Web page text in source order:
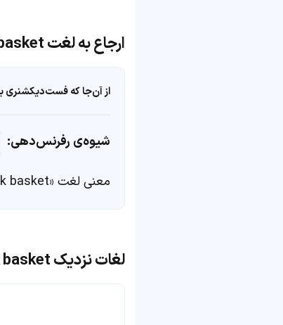
ارجاع به لغت work basket
از آن‌جا که فست‌دیکشنری
شیوه‌ی رفرنس‌دهی:
معنی لغت «work basket» در
لغات نزدیک work basket